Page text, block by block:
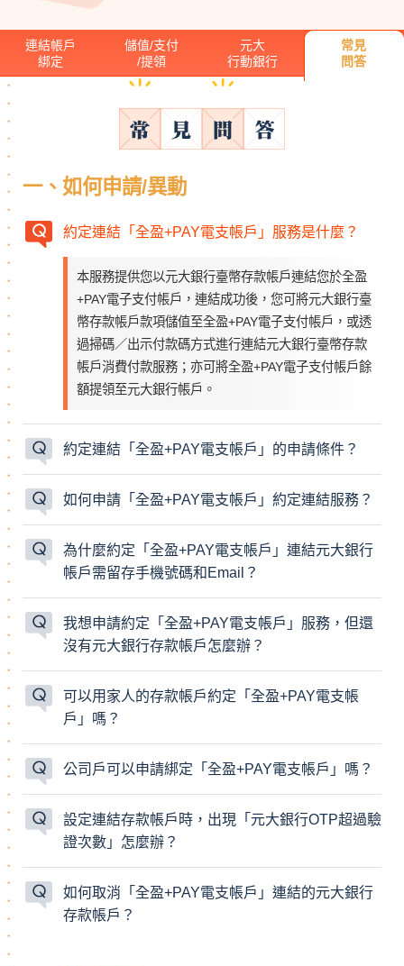
連結帳戶
綁定
儲值/支付
/提領
元大
行動銀行
常見
問答
一、如何申請/異動
約定連結「全盈+PAY電支帳戶」服務是什麼？
本服務提供您以元大銀行臺幣存款帳戶連結您於全盈
+PAY電子支付帳戶，連結成功後，您可將元大銀行臺
幣存款帳戶款項儲值至全盈+PAY電子支付帳戶，或透
過掃碼／出示付款碼方式進行連結元大銀行臺幣存款
帳戶消費付款服務；亦可將全盈+PAY電子支付帳戶餘
額提領至元大銀行帳戶。
約定連結「全盈+PAY電支帳戶」的申請條件？
如何申請「全盈+PAY電支帳戶」約定連結服務？
為什麼約定「全盈+PAY電支帳戶」連結元大銀行
帳戶需留存手機號碼和Email？
我想申請約定「全盈+PAY電支帳戶」服務，但還
沒有元大銀行存款帳戶怎麼辦？
可以用家人的存款帳戶約定「全盈+PAY電支帳
戶」嗎？
公司戶可以申請綁定「全盈+PAY電支帳戶」嗎？
設定連結存款帳戶時，出現「元大銀行OTP超過驗
證次數」怎麼辦？
如何取消「全盈+PAY電支帳戶」連結的元大銀行
存款帳戶？